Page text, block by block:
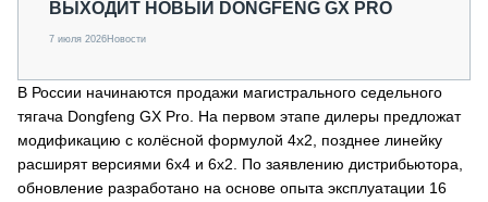
ВЫХОДИТ НОВЫЙ DONGFENG GX PRO
7 июля 2026Новости
В России начинаются продажи магистрального седельного
тягача Dongfeng GX Pro. На первом этапе дилеры предложат
модификацию с колёсной формулой 4х2, позднее линейку
расширят версиями 6х4 и 6х2. По заявлению дистрибьютора,
обновление разработано на основе опыта эксплуатации 16